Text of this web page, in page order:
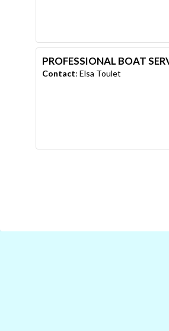
PROFESSIONAL BOAT
Contact: Elsa Toulet